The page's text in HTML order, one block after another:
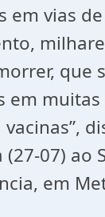
em vias de
que
em muitas
07) ao
em